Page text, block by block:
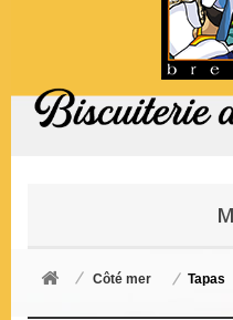
Côté mer Tapas